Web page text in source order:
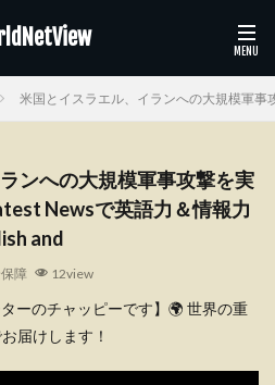
米国とイスラエル、イランへの大規模軍
ンへの大規模軍事攻撃を実
Newsで英語力＆情報力
and
障 12view
ーのチャッピーです】🌍 世界の重
届けします！